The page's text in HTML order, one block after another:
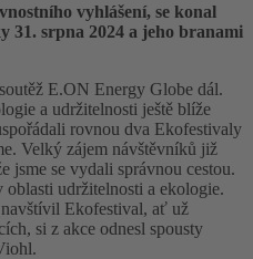
vyhlášení, se konal
31. srpna 2024 a jeho branami
E.ON Energy Globe dál.
a udržitelnosti ještě blíže
rovnou dva Ekofestivaly
Velký zájem návštěvníků již
jsme se vydali správnou cestou.
udržitelnosti a ekologie.
navštívil Ekofestival, ať už
si z akce odnesl spousty